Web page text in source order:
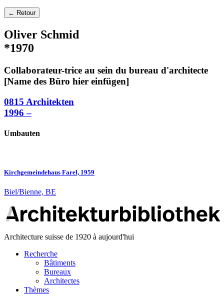
← Retour
Oliver Schmid
*1970
Collaborateur-trice au sein du bureau d'architecte
[Name des Büro hier einfügen]
0815 Architekten
1996 –
Umbauten
Kirchgemeindehaus Farel, 1959
Biel/Bienne, BE
Architecture suisse de 1920 à aujourd'hui
Recherche
Bâtiments
Bureaux
Architectes
Thèmes